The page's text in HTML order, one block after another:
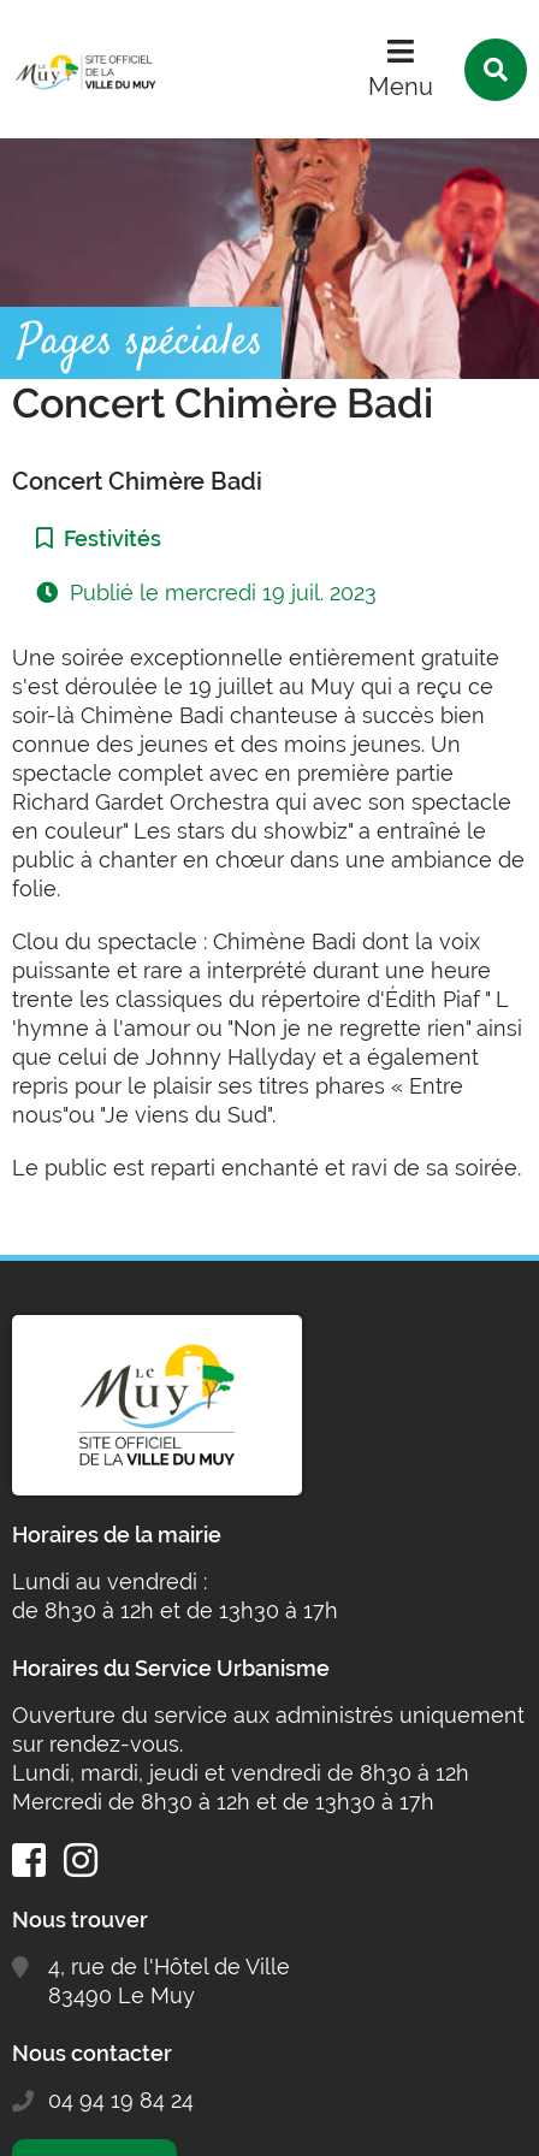
Menu
Pages spéciales
Concert Chimère Badi
Concert Chimère Badi
Catégorie :
Festivités
Publié le mercredi 19 juil. 2023
Une soirée exceptionnelle entièrement gratuite
s'est déroulée le 19 juillet au Muy qui a reçu ce
soir-là Chimène Badi chanteuse à succès bien
connue des jeunes et des moins jeunes. Un
spectacle complet avec en première partie
Richard Gardet Orchestra qui avec son spectacle
en couleur" Les stars du showbiz" a entraîné le
public à chanter en chœur dans une ambiance de
folie.
Clou du spectacle : Chimène Badi dont la voix
puissante et rare a interprété durant une heure
trente les classiques du répertoire d'Édith Piaf " L
'hymne à l'amour ou "Non je ne regrette rien" ainsi
que celui de Johnny Hallyday et a également
repris pour le plaisir ses titres phares « Entre
nous"ou "Je viens du Sud".
Le public est reparti enchanté et ravi de sa soirée.
Horaires de la mairie
Lundi au vendredi :
de 8h30 à 12h et de 13h30 à 17h
Horaires du Service Urbanisme
Ouverture du service aux administrés uniquement
sur rendez-vous.
Lundi, mardi, jeudi et vendredi de 8h30 à 12h
Mercredi de 8h30 à 12h et de 13h30 à 17h
Nous trouver
4, rue de l'Hôtel de Ville
83490 Le Muy
Nous contacter
04 94 19 84 24